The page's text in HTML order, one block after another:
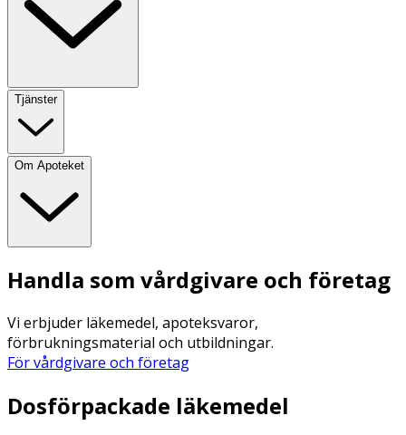
Tjänster
Om Apoteket
Handla som vårdgivare och företag
Vi erbjuder läkemedel, apoteksvaror,
förbrukningsmaterial och utbildningar.
För vårdgivare och företag
Dosförpackade läkemedel